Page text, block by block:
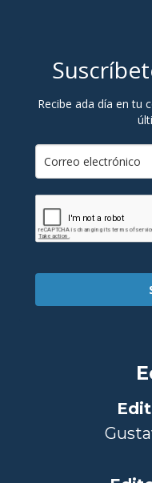
Recibe ada día en tu